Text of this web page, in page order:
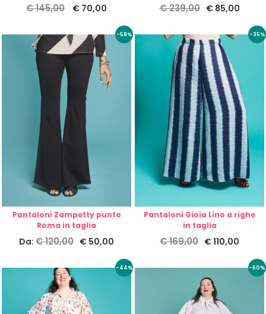
€145,00 € 70,00 €239,00 €85,00
-58%
Pantaloni Zampetty punto
Roma in taglia
Da: €120,00 € 50,00
-35%
Pantaloni Gioia Lino a righe
in taglia
€169,00 €110,00
-44% -60%